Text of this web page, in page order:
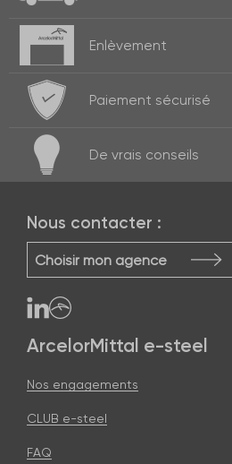
Enlèvement
Paiement sécurisé
De vrais conseils
ArcelorMittal e-steel
Nos engagements
CLUB e-steel
FAQ
Nous contacter :
Choisir mon agence